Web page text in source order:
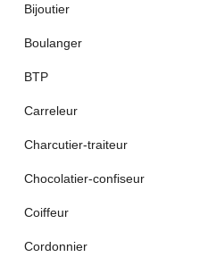
Bijoutier
Boulanger
BTP
Carreleur
Charcutier-traiteur
Chocolatier-confiseur
Coiffeur
Cordonnier